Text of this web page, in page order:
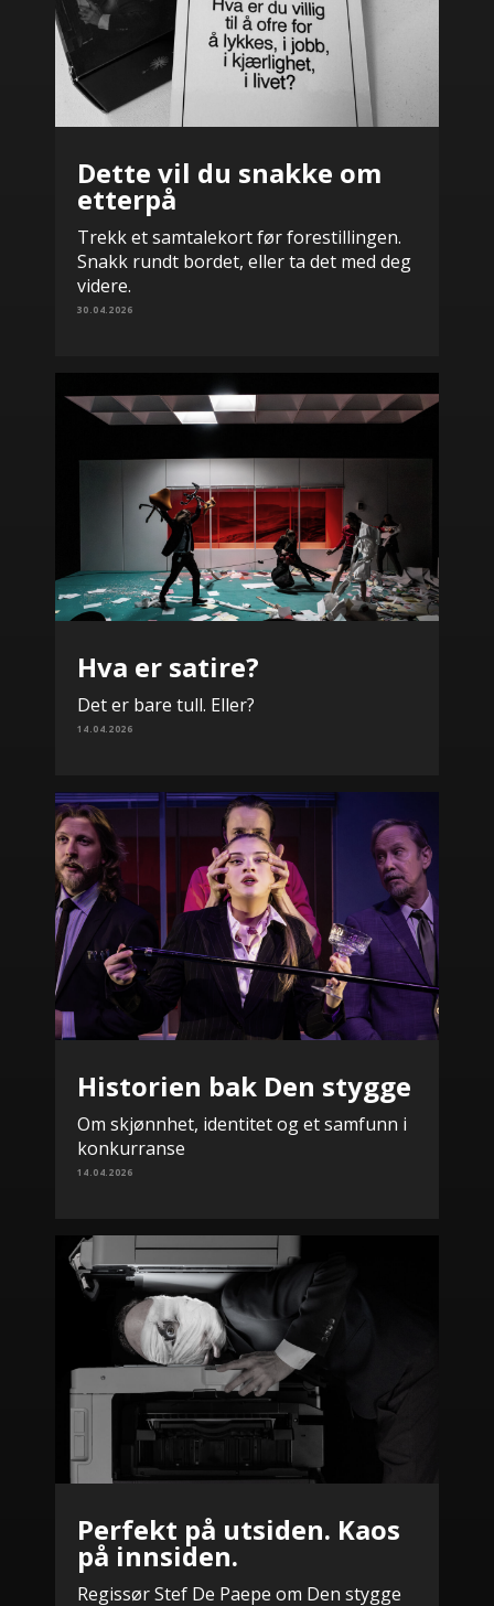
Dette vil du snakke om
etterpå
Trekk et samtalekort før forestillingen.
Snakk rundt bordet, eller ta det med deg
videre.
30.04.2026
Hva er satire?
Det er bare tull. Eller?
14.04.2026
Historien bak Den stygge
Om skjønnhet, identitet og et samfunn i
konkurranse
14.04.2026
Perfekt på utsiden. Kaos
på innsiden.
Regissør Stef De Paepe om Den stygge